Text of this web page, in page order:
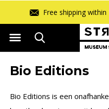
Free shipping
Bio Editions
Bio Editions is een